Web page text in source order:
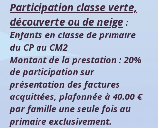
Participation classe verte,
découverte ou de neige :
Enfants en classe de primaire
du CP au CM2
Montant de la prestation : 20%
de participation sur
présentation des factures
acquittées, plafonnée à 40.00 €
par famille une seule fois au
primaire exclusivement.